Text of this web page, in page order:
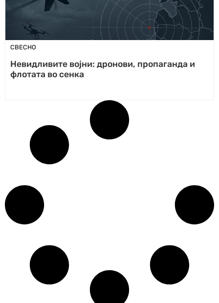
СВЕСНО
Невидливите војни: дронови, пропаганда и
флотата во сенка